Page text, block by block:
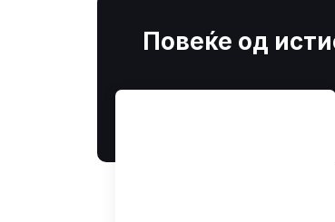
Повеќе од